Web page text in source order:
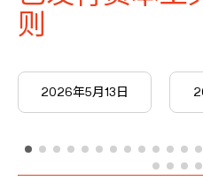
则
2026年5月13日